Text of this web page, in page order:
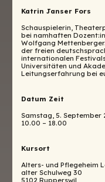
Katrin Janser Fors
Schauspielerin,
bei namhaften
Wolfgang
der freien
internationalen
Universitäten und
Leitungserfahrung bei
Datum Zeit
Samstag, 5. September
10.00 – 18.00
Kursort
Alters- und Pflegeheim
alter Schulweg 30
5102 Rupperswil